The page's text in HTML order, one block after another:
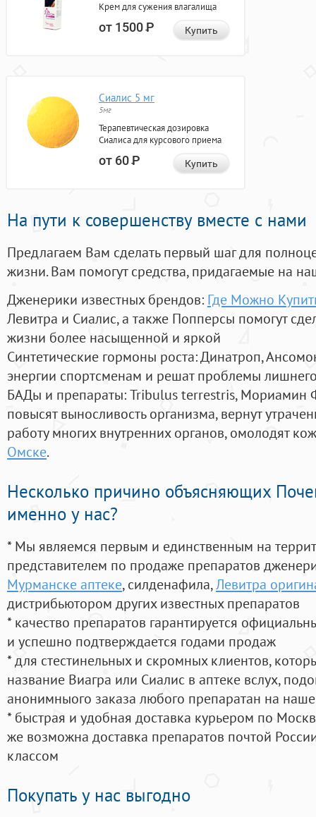
Крем для сужения влагалища
от 1500Р Купить
Сиалис 5 мг
5мг
Терапевтическая дозировка
Сиалиса для курсового приема
от 60Р Купить
На пути к совершенству вместе с нами
Предлагаем Вам сделать первый шаг для
жизни. Вам помогут средства, придагаемые на
Дженерики известных брендов: Где Можно
Левитра и Сиалис, а также Попперсы помогут
жизни более насыщенной и яркой
Синтетические гормоны роста: Динатроп,
энергии спортсменам и решат проблемы
БАДы и препараты:Tribulus terrestris, Мориамин
повысят выносливость организма, вернут
работу многих внутренних органов, омолодят
Омске.
Несколько причино объясняющих
именно у нас?
* Мы являемся первым и единственным на
представителем по продаже препаратов
Мурманске аптеке, силденафила,Левитра
дистрибьютором других известных препаратов
* качество препаратов гарантируется
и успешно подтверждается годами продаж
* для стестинельных и скромных клиентов,
название Виагра или Сиалис в аптеке вслух,
анонимныого заказа любого препаратан на
* быстрая и удобная доставка курьером по
же возможна доставка препаратов почтой
классом
Покупать у нас выгодно